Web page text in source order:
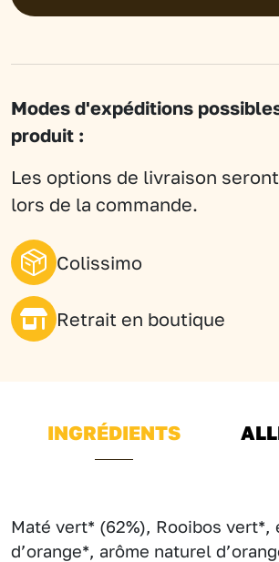
Modes d'expéditions
produit :
Les options de livraison
lors de la commande.
Colissimo
Retrait en boutique
INGRÉDIENTS
Maté vert* (62%), Rooibos vert*,
d’orange*, arôme naturel